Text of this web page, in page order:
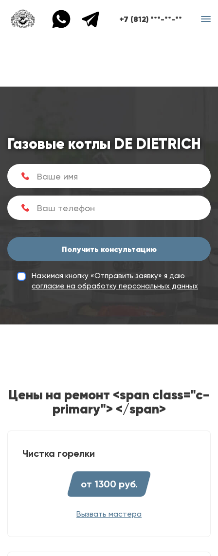
+7 (812) ***-**-**
Газовые котлы DE DIETRICH
Получить консультацию
Нажимая кнопку «Отправить заявку» я даю
согласие на обработку персональных данных
Цены на ремонт <span class="c-
primary"> </span>
Чистка горелки
от 1300 руб.
Вызвать мастера